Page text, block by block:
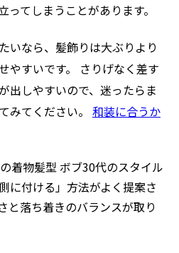
ってしまうことがあります。
いなら、髪飾りは大ぶりより
やすいです。 さりげなく差す
出しやすいので、迷ったらま
みてください。 和装に合うか
着物髪型 ボブ30代のスタイル
に付ける」方法がよく提案さ
と落ち着きのバランスが取り